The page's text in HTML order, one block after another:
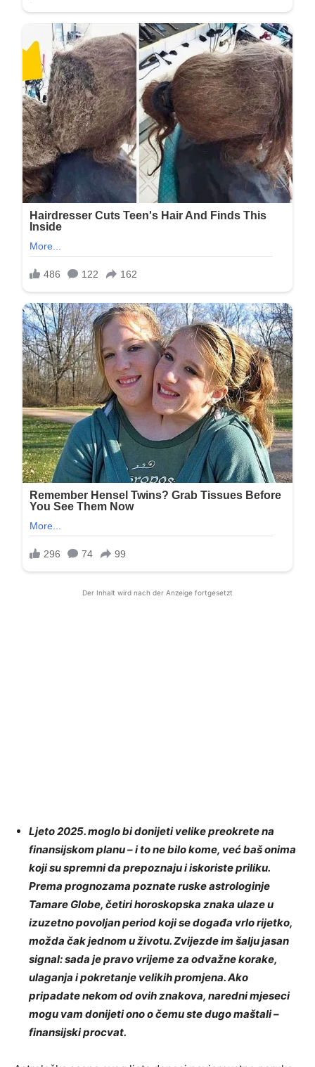
Der Inhalt wird nach der Anzeige fortgesetzt
Ljeto 2025. moglo bi donijeti velike preokrete na
finansijskom planu – i to ne bilo kome, već baš onima
koji su spremni da prepoznaju i iskoriste priliku.
Prema prognozama poznate ruske astrologinje
Tamare Globe, četiri horoskopska znaka ulaze u
izuzetno povoljan period koji se događa vrlo rijetko,
možda čak jednom u životu. Zvijezde im šalju jasan
signal: sada je pravo vrijeme za odvažne korake,
ulaganja i pokretanje velikih promjena. Ako
pripadate nekom od ovih znakova, naredni mjeseci
mogu vam donijeti ono o čemu ste dugo maštali –
finansijski procvat.